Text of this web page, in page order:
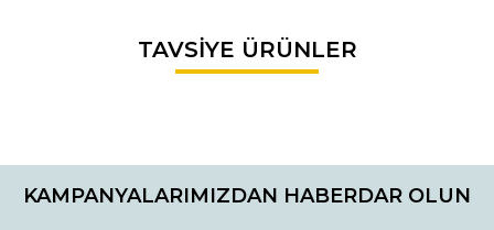
Bu ürünün fiyat bilgisi, resim, ürün açıklamalarında ve diğer
konularda yetersiz gördüğünüz noktaları öneri formunu
Ürün açıklamasında eksik bilgiler bulunuyor.
TAVSİYE ÜRÜNLER
KAMPANYALARIMIZDAN HABERDAR OLUN